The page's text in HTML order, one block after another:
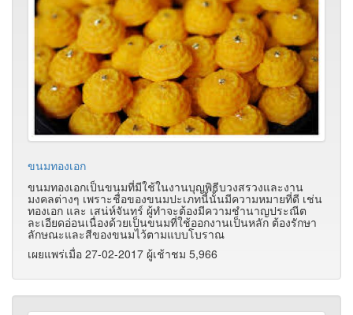
ขนมทองเอก
ขนมทองเอกเป็นขนมที่มีใช้ในงานบุญพิธีบวงสรวงและงาน
มงคลต่างๆ เพราะชื่อของขนมปะเภทนี้นั้นมีความหมายที่ดี เช่น
ทองเอก และ เสน่ห์จันทร์ ผู้ทำจะต้องมีความชำนาญประณีต
ละเอียดอ่อนเนื่องด้วยเป็นขนมที่ใช้ออกงานเป็นหลัก ต้องรักษา
ลักษณะและสีของขนมไว้ตามแบบโบราณ
เผยแพร่เมื่อ 27-02-2017 ผู้เช้าชม 5,966